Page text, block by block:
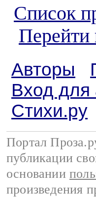
Список
Перейти
Авторы
Вход для
Стихи.ру
Портал
публикации
основании
произведения